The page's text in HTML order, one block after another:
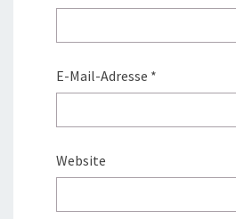
E-Mail-Adresse *
Website